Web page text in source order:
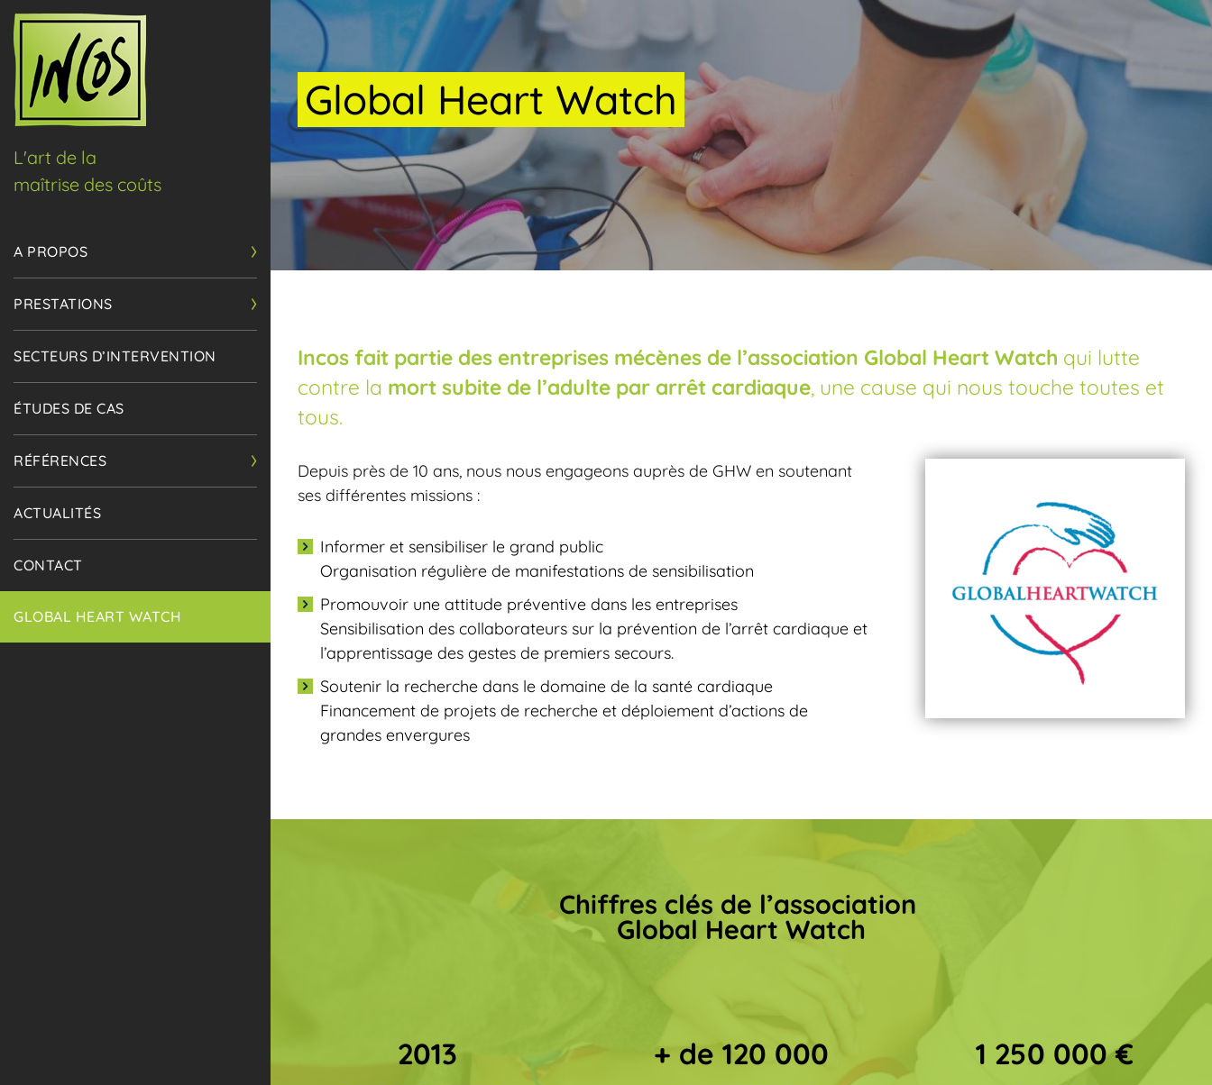
L'art de la
maîtrise des coûts
A PROPOS
PRESTATIONS
SECTEURS D’INTERVENTION
ÉTUDES DE CAS
RÉFÉRENCES
ACTUALITÉS
CONTACT
GLOBAL HEART WATCH
Global Heart Watch
Incos fait partie des entreprises mécènes de l’association Global Heart Watch qui lutte
contre la mort subite de l’adulte par arrêt cardiaque, une cause qui nous touche toutes et
tous.
Depuis près de 10 ans, nous nous engageons auprès de GHW en soutenant
ses différentes missions :
Informer et sensibiliser le grand public
Organisation régulière de manifestations de sensibilisation
Promouvoir une attitude préventive dans les entreprises
Sensibilisation des collaborateurs sur la prévention de l’arrêt cardiaque et
l’apprentissage des gestes de premiers secours.
Soutenir la recherche dans le domaine de la santé cardiaque
Financement de projets de recherche et déploiement d’actions de
grandes envergures
Chiffres clés de l’association
Global Heart Watch
2013 + de 120 000 1 250 000 €